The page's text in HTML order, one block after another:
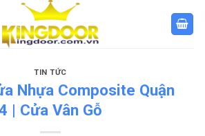
TIN TỨC
Nhựa Composite Quận
| Cửa Vân Gỗ